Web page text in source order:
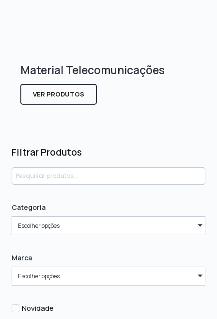
Filtrar Produtos
Categoria
Escolher opções
Marca
Escolher opções
Novidade
Material Telecomunicações
VER PRODUTOS